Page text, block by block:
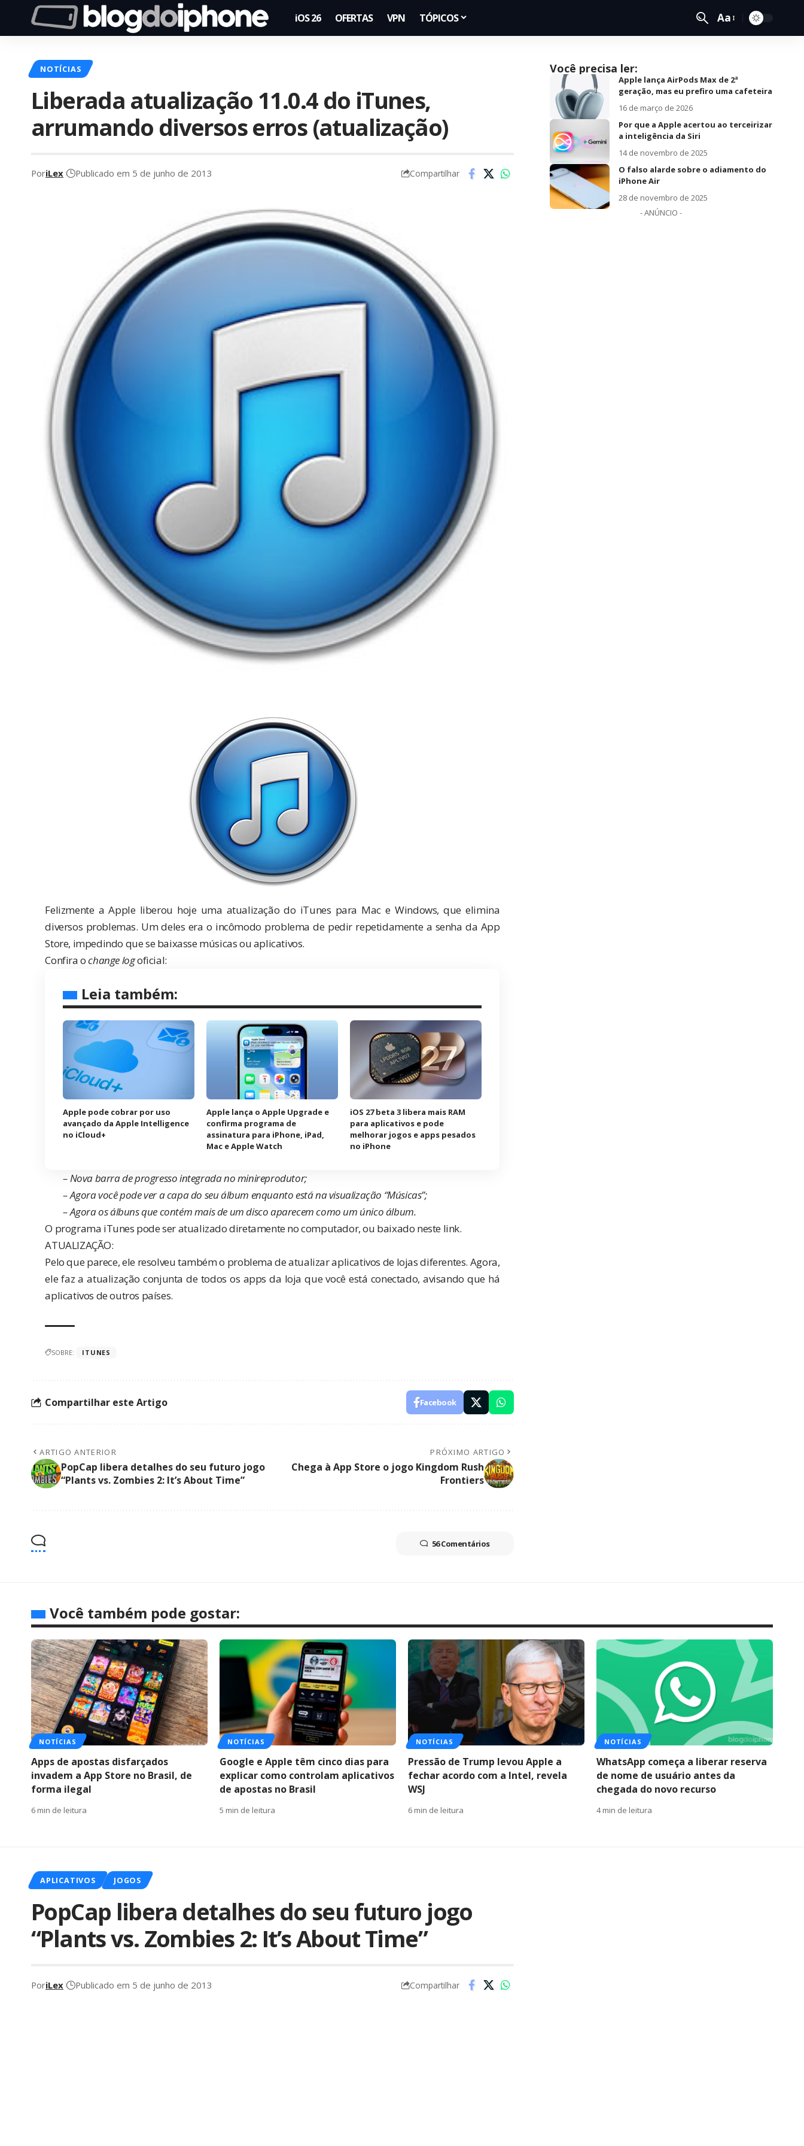
iOS 26 OFERTAS VPN TÓPICOS Aa
NOTÍCIAS
Liberada atualização 11.0.4 do iTunes,
arrumando diversos erros (atualização)
PoriLex Publicado em 5 de junho de 2013 Compartilhar
Felizmente a Apple liberou hoje uma atualização do iTunes para Mac e Windows, que elimina
diversos problemas. Um deles era o incômodo problema de pedir repetidamente a senha da App
Store, impedindo que se baixasse músicas ou aplicativos.
Confira ochange logoficial:
Leia também:
Apple pode cobrar por uso
avançado da Apple Intelligence
no iCloud+
Apple lança o Apple Upgrade e
confirma programa de
assinatura para iPhone, iPad,
Mac e Apple Watch
iOS 27 beta 3 libera mais RAM
para aplicativos e pode
melhorar jogos e apps pesados
no iPhone
– Nova barra de progresso integrada no minireprodutor;
– Agora você pode ver a capa do seu álbum enquanto está na visualização “Músicas”;
– Agora os álbuns que contém mais de um disco aparecem como um único álbum.
O programa iTunes pode ser atualizado diretamente no computador, ou baixado neste link.
ATUALIZAÇÃO:
Pelo que parece, ele resolveu também o problema de atualizar aplicativos de lojas diferentes. Agora,
ele faz a atualização conjunta de todos os apps da loja que você está conectado, avisando que há
aplicativos de outros países.
SOBRE: ITUNES
Compartilhar este Artigo Facebook
ARTIGO ANTERIOR
PopCap libera detalhes do seu futuro jogo
“Plants vs. Zombies 2: It’s About Time”
PRÓXIMO ARTIGO
Chega à App Store o jogo Kingdom Rush
Frontiers
56 Comentários
Você precisa ler:
Apple lança AirPods Max de 2ª
geração, mas eu prefiro uma cafeteira
16 de março de 2026
Por que a Apple acertou ao terceirizar
a inteligência da Siri
14 de novembro de 2025
O falso alarde sobre o adiamento do
iPhone Air
28 de novembro de 2025
- ANÚNCIO -
Você também pode gostar:
NOTÍCIAS
Apps de apostas disfarçados
invadem a App Store no Brasil, de
forma ilegal
6 min de leitura
NOTÍCIAS
Google e Apple têm cinco dias para
explicar como controlam aplicativos
de apostas no Brasil
5 min de leitura
NOTÍCIAS
Pressão de Trump levou Apple a
fechar acordo com a Intel, revela
WSJ
6 min de leitura
NOTÍCIAS
WhatsApp começa a liberar reserva
de nome de usuário antes da
chegada do novo recurso
4 min de leitura
APLICATIVOS JOGOS
PopCap libera detalhes do seu futuro jogo
“Plants vs. Zombies 2: It’s About Time”
PoriLex Publicado em 5 de junho de 2013 Compartilhar